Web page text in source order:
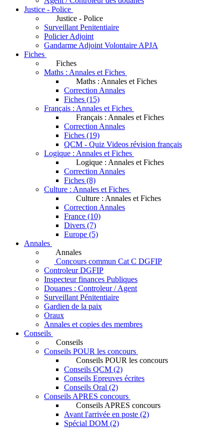
Justice - Police
Justice - Police
Surveillant Penitentiaire
Policier Adjoint
Gandarme Adjoint Volontaire APJA
Fiches
Fiches
Maths : Annales et Fiches
Maths : Annales et Fiches
Correction Annales
Fiches (15)
Français : Annales et Fiches
Français : Annales et Fiches
Correction Annales
Fiches (19)
QCM - Quiz Videos révision français
Logique : Annales et Fiches
Logique : Annales et Fiches
Correction Annales
Fiches (8)
Culture : Annales et Fiches
Culture : Annales et Fiches
Correction Annales
France (10)
Divers (7)
Europe (5)
Annales
Annales
Concours commun Cat C DGFIP
Controleur DGFIP
Inspecteur finances Publiques
Douanes : Controleur / Agent
Surveillant Pénitentiaire
Gardien de la paix
Oraux
Annales et copies des membres
Conseils
Conseils
Conseils POUR les concours
Conseils POUR les concours
Conseils QCM (2)
Conseils Epreuves écrites
Conseils Oral (2)
Conseils APRES concours
Conseils APRES concours
Avant l'arrivée en poste (2)
Spécial DOM (2)